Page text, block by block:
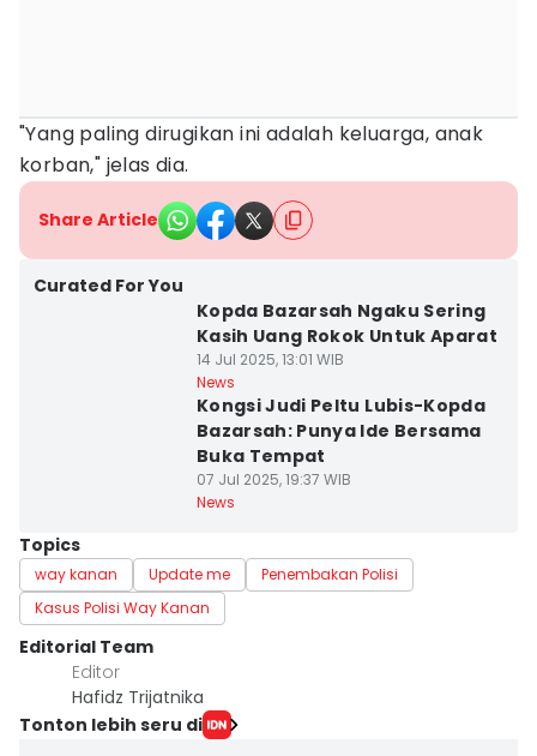
"Yang paling dirugikan ini adalah keluarga, anak
korban," jelas dia.
Share Article
Curated For You
Kopda Bazarsah Ngaku Sering
Kasih Uang Rokok Untuk Aparat
14 Jul 2025, 13:01 WIB
News
Kongsi Judi Peltu Lubis-Kopda
Bazarsah: Punya Ide Bersama
Buka Tempat
07 Jul 2025, 19:37 WIB
News
Topics
way kanan Update me
Penembakan Polisi
Kasus Polisi Way Kanan
Editorial Team
Editor
Hafidz Trijatnika
Tonton lebih seru di